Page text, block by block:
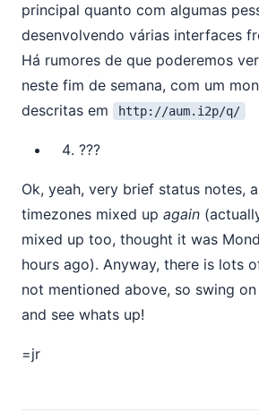
principal quanto com algumas
desenvolvendo várias interfaces
Há rumores de que poderemos
neste fim de semana, com um
descritas em
http://aum.i2p/q/
???
Ok, yeah, very brief status notes,
timezones mixed up again
mixed up too, thought it was
hours ago). Anyway, there is lots
not mentioned above, so swing
and see whats up!
=jr